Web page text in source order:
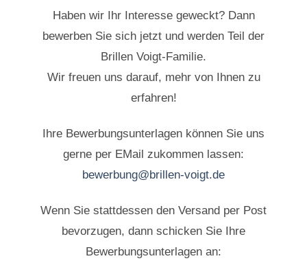
Haben wir Ihr Interesse geweckt? Dann
bewerben Sie sich jetzt und werden Teil der
Brillen Voigt-Familie.
Wir freuen uns darauf, mehr von Ihnen zu
erfahren!
Ihre Bewerbungsunterlagen können Sie uns
gerne per EMail zukommen lassen:
bewerbung@brillen-voigt.de
Wenn Sie stattdessen den Versand per Post
bevorzugen, dann schicken Sie Ihre
Bewerbungsunterlagen an: